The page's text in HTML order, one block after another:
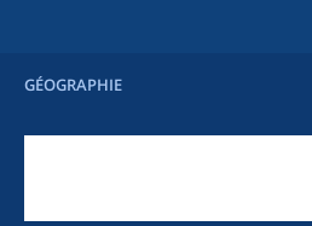
GÉOGRAPHIE